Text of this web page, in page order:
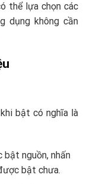
thể lựa chọn các
dụng không cần
bật có nghĩa là
nguồn, nhấn
bật chưa.